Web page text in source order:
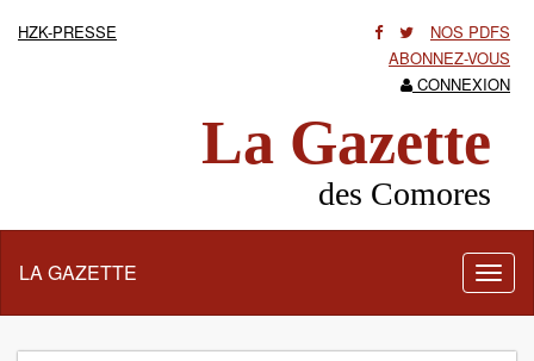
HZK-PRESSE
NOS PDFS
ABONNEZ-VOUS
CONNEXION
La Gazette
des Comores
la
LA GAZETTE